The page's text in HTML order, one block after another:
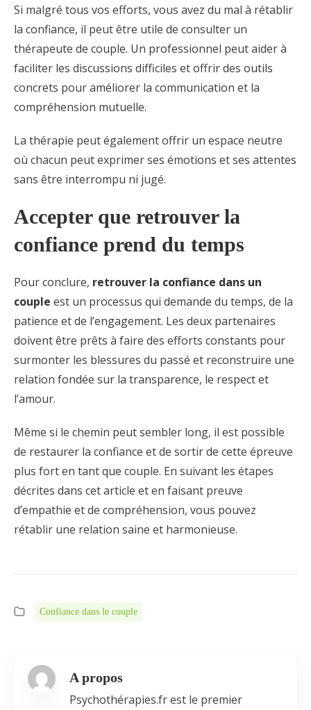
Si malgré tous vos efforts, vous avez du mal à rétablir
la confiance, il peut être utile de consulter un
thérapeute de couple. Un professionnel peut aider à
faciliter les discussions difficiles et offrir des outils
concrets pour améliorer la communication et la
compréhension mutuelle.
La thérapie peut également offrir un espace neutre
où chacun peut exprimer ses émotions et ses attentes
sans être interrompu ni jugé.
Accepter que retrouver la
confiance prend du temps
Pour conclure, retrouver la confiance dans un
couple est un processus qui demande du temps, de la
patience et de l’engagement. Les deux partenaires
doivent être prêts à faire des efforts constants pour
surmonter les blessures du passé et reconstruire une
relation fondée sur la transparence, le respect et
l’amour.
Même si le chemin peut sembler long, il est possible
de restaurer la confiance et de sortir de cette épreuve
plus fort en tant que couple. En suivant les étapes
décrites dans cet article et en faisant preuve
d’empathie et de compréhension, vous pouvez
rétablir une relation saine et harmonieuse.
Confiance dans le couple
A propos
Psychothérapies.fr est le premier